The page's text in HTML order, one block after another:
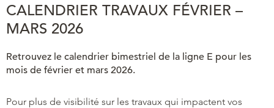
CALENDRIER TRAVAUX FÉVRIER –
MARS 2026
Retrouvez le calendrier bimestriel de la ligne E pour les
mois de février et mars 2026.
Pour plus de visibilité sur les travaux qui impactent vos